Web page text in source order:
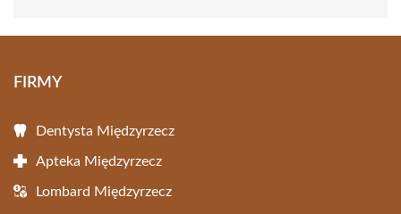
FIRMY
Dentysta Międzyrzecz
Apteka Międzyrzecz
Lombard Międzyrzecz